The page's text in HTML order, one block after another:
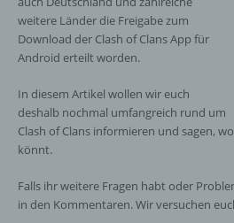
weitere Länder die Freigabe zum
Download der Clash of Clans App für
Android erteilt worden.
In diesem Artikel wollen wir euch
deshalb nochmal umfangreich rund um
Clash of Clans informieren und sagen,
könnt.
Falls ihr weitere Fragen habt oder
in den Kommentaren. Wir versuchen